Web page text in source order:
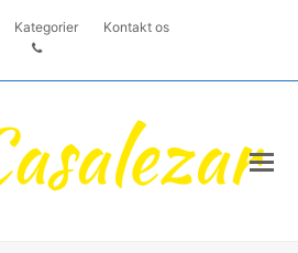
Kategorier Kontakt os